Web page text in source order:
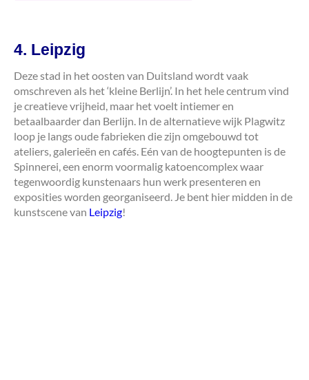
4. Leipzig
Deze stad in het oosten van Duitsland wordt vaak
omschreven als het ‘kleine Berlijn’. In het hele centrum vind
je creatieve vrijheid, maar het voelt intiemer en
betaalbaarder dan Berlijn. In de alternatieve wijk Plagwitz
loop je langs oude fabrieken die zijn omgebouwd tot
ateliers, galerieën en cafés. Eén van de hoogtepunten is de
Spinnerei, een enorm voormalig katoencomplex waar
tegenwoordig kunstenaars hun werk presenteren en
exposities worden georganiseerd. Je bent hier midden in de
kunstscene van Leipzig!